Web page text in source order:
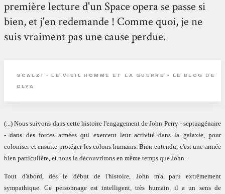
première lecture d'un Space opera se passe si
bien, et j'en redemande ! Comme quoi, je ne
suis vraiment pas une cause perdue.
SCALZI - LE VIEIL HOMME ET LA GUERRE - LE BLOG DE
OLYA
(...) Nous suivons dans cette histoire l'engagement de John Perry - septuagénaire
- dans des forces armées qui exercent leur activité dans la galaxie, pour
coloniser et ensuite protéger les colons humains. Bien entendu, c'est une armée
bien particulière, et nous la découvrirons en même temps que John.
Tout d'abord, dès le début de l'histoire, John m'a paru extrêmement
sympathique. Ce personnage est intelligent, très humain, il a un sens de